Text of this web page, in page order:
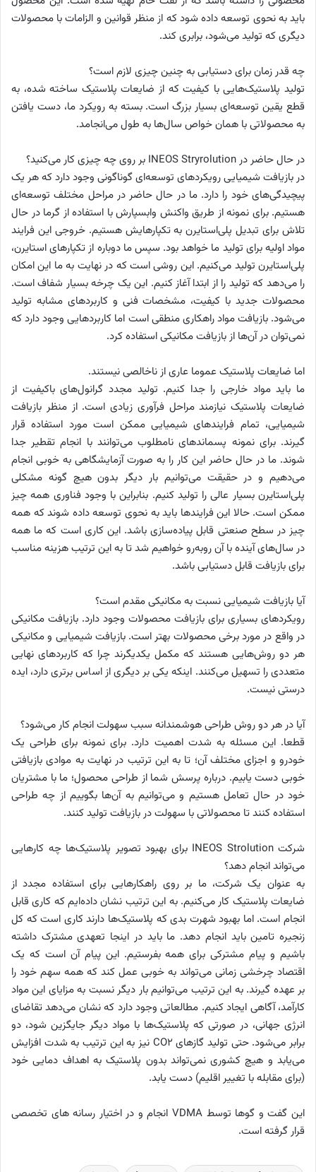
باید به نحوی توسعه داده شود که از منظر قوانین و الزامات با محصولات
دیگری که تولید می‌شود، برابری کند.
چه قدر زمان برای دستیابی به چنین چیزی لازم است؟
تولید پلاستیک‌هایی با کیفیت که از ضایعات پلاستیک ساخته شده، به
قطع یقین توسعه‌ای بسیار بزرگ است. بسته به رویکرد ما، دست یافتن
به محصولاتی با همان خواص سال‌ها به طول می‌انجامد.
در حال حاضر در INEOS Stryrolution بر روی چه چیزی کار می‌کنید؟
در بازیافت شیمیایی رویکردهای توسعه‌ای گوناگونی وجود دارد که هر یک
پیچیدگی‌های خود را دارد. ما در حال حاضر در مراحل مختلف توسعه‌ای
هستیم. برای نمونه از طریق واکنش وابسپارش با استفاده از گرما در حال
تلاش برای تبدیل پلی‌استایرن به تکپارهایش هستیم. خروجی این فرایند
مواد اولیه برای تولید ما خواهد بود. سپس ما دوباره از تکپارهای استایرن،
پلی‌استایرن تولید می‌کنیم. این روشی است که در نهایت به ما این امکان
را می‌دهد که تولید را از ابتدا آغاز کنیم. این یک چرخه بسیار شفاف است.
محصولات جدید با کیفیت، مشخصات فنی و کاربردهای مشابه تولید
می‌شود. بازیافت مواد راهکاری منطقی است اما کاربردهایی وجود دارد که
نمی‌توان در آن‌ها از بازیافت مکانیکی استفاده کرد.
اما ضایعات پلاستیک عموما عاری از ناخالصی نیستند.
ما باید مواد خارجی را جدا کنیم. تولید مجدد گرانول‌های باکیفیت از
ضایعات پلاستیک نیازمند مراحل فرآوری زیادی است. از منظر بازیافت
شیمیایی، تمام فرایندهای شیمیایی ممکن است مورد استفاده قرار
گیرند. برای نمونه پسماندهای نامطلوب می‌توانند با انجام تقطیر جدا
شوند. ما در حال حاضر این کار را به صورت آزمایشگاهی به خوبی انجام
می‌دهیم و در حقیقت می‌توانیم بار دیگر بدون هیچ گونه مشکلی
پلی‌استایرن بسیار عالی را تولید کنیم. بنابراین با وجود فناوری همه چیز
ممکن است. حالا این فرایندها باید به نحوی توسعه داده شوند که همه
چیز در سطح صنعتی قابل پیاده‌سازی باشد. این کاری است که ما همه
در سال‌های آینده با آن روبه‌رو خواهیم شد تا به این ترتیب هزینه مناسب
برای بازیافت قابل دستیابی باشد.
آیا بازیافت شیمیایی نسبت به مکانیکی مقدم است؟
رویکردهای بسیاری برای بازیافت محصولات وجود دارد. بازیافت مکانیکی
در واقع در مورد برخی محصولات بهتر است. بازیافت شیمیایی و مکانیکی
هر دو روش‌هایی هستند که مکمل یکدیگرند چرا که کاربردهای نهایی
متعددی را تسهیل می‌کنند. اینکه یکی بر دیگری از اساس برتری دارد، ایده
درستی نیست.
آیا در هر دو روش طراحی هوشمندانه سبب سهولت انجام کار می‌شود؟
قطعا. این مسئله به شدت اهمیت دارد. برای نمونه برای طراحی یک
خودرو و اجزای مختلف آن؛ تا به این ترتیب در نهایت به موادی بازیافتی
خوبی دست یابیم. درباره پرسش شما از طراحی محصول؛ ما با مشتریان
خود در حال تعامل هستیم و می‌توانیم به آن‌ها بگوییم از چه طراحی
استفاده کنند تا محصولاتی با سهولت در بازیافت تولید کنند.
شرکت INEOS Strolution برای بهبود تصویر پلاستیک‌ها چه کارهایی
می‌تواند انجام دهد؟
به عنوان یک شرکت، ما بر روی راهکارهایی برای استفاده مجدد از
ضایعات پلاستیک کار می‌کنیم. به این ترتیب نشان داده‌ایم که کاری قابل
انجام است. اما بهبود شهرت بدی که پلاستیک‌ها دارند کاری است که کل
زنجیره تامین باید انجام دهد. ما باید در اینجا تعهدی مشترک داشته
باشیم و پیام مشترکی برای همه بفرستیم. این پیام آن است که یک
اقتصاد چرخشی زمانی می‌تواند به خوبی عمل کند که همه سهم خود را
بر عهده گیرند. به این ترتیب می‌توانیم بار دیگر نسبت به مزایای این مواد
کارآمد، آگاهی ایجاد کنیم. مطالعاتی وجود دارد که نشان می‌دهد تقاضای
انرژی جهانی، در صورتی که پلاستیک‌ها با مواد دیگر جایگزین شود، دو
برابر می‌شود. حتی تولید گازهای CO2 نیز به این ترتیب به شدت افزایش
می‌یابد و هیچ کشوری نمی‌تواند بدون پلاستیک به اهداف دمایی خود
(برای مقابله با تغییر اقلیم) دست یابد.
این گفت و گوها توسط VDMA انجام و در اختیار رسانه های تخصصی
قرار گرفته است.